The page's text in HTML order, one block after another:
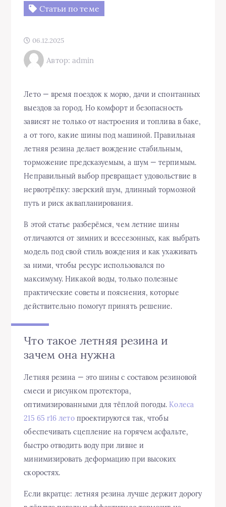
Статьи по теме
06.12.2025
Автор: admin
Лето — время поездок к морю, дачи и спонтанных
выездов за город. Но комфорт и безопасность
зависят не только от настроения и топлива в баке,
а от того, какие шины под машиной. Правильная
летняя резина делает вождение стабильным,
торможение предсказуемым, а шум — терпимым.
Неправильный выбор превращает удовольствие в
нервотрёпку: зверский шум, длинный тормозной
путь и риск аквапланирования.
В этой статье разберёмся, чем летние шины
отличаются от зимних и всесезонных, как выбрать
модель под свой стиль вождения и как ухаживать
за ними, чтобы ресурс использовался по
максимуму. Никакой воды, только полезные
практические советы и пояснения, которые
действительно помогут принять решение.
Что такое летняя резина и
зачем она нужна
Летняя резина — это шины с составом резиновой
смеси и рисунком протектора,
оптимизированными для тёплой погоды. Колеса
215 65 r16 летопроектируются так, чтобы
обеспечивать сцепление на горячем асфальте,
быстро отводить воду при ливне и
минимизировать деформацию при высоких
скоростях.
Если вкратце: летняя резина лучше держит дорогу